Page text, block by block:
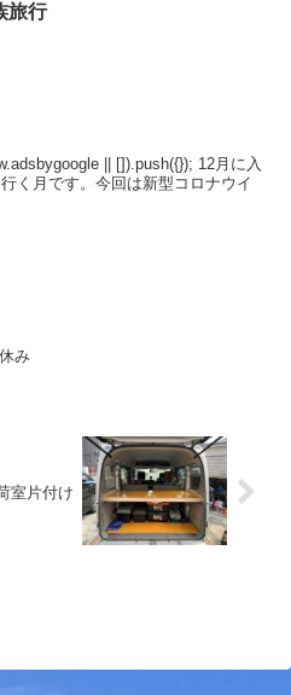
旅行
|| []).push({}); 12月に入
く月です。今回は新型コロナウイ
み
片付け